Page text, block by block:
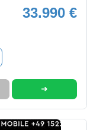
33.990 €
➜